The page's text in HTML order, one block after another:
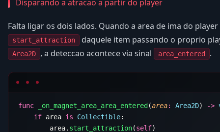
Disparando a atracao a partir do player
Falta ligar os dois lados. Quando a area de ima do
start_attraction daquele item passando o proprio
Area2D , a deteccao acontece via sinal area_entered .
func _on_magnet_area_area_entered (area: Area2D) ->
    if
area is Collectible
        area.
start_attraction(self